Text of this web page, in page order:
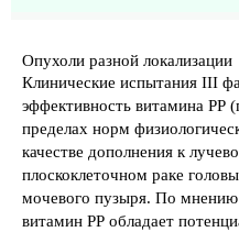
Опухоли разной локализации
Клинические испытания III
эффективность витамина РР
пределах норм
качестве дополнения к
плоскоклеточном раке
мочевого пузыря. По мнению
витамин РР обладает